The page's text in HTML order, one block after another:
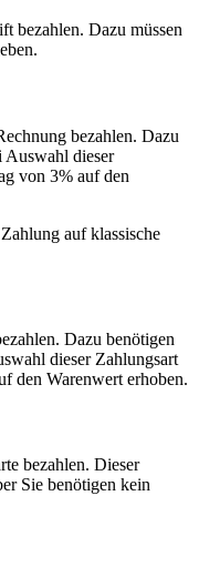
bezahlen. Dazu müssen
bezahlen. Dazu
Auswahl dieser
von 3% auf den
auf klassische
Dazu benötigen
dieser Zahlungsart
den Warenwert erhoben.
bezahlen. Dieser
Sie benötigen kein